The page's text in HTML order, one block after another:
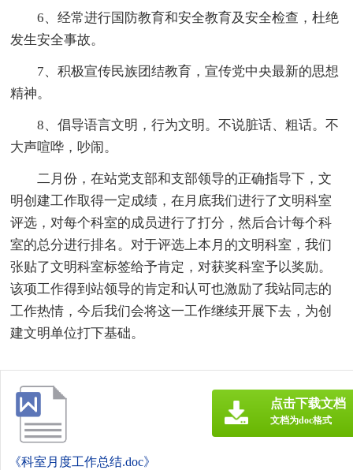
6、经常进行国防教育和安全教育及安全检查，杜绝
发生安全事故。
7、积极宣传民族团结教育，宣传党中央最新的思想
精神。
8、倡导语言文明，行为文明。不说脏话、粗话。不
大声喧哗，吵闹。
二月份，在站党支部和支部领导的正确指导下，文
明创建工作取得一定成绩，在月底我们进行了文明科室
评选，对每个科室的成员进行了打分，然后合计每个科
室的总分进行排名。对于评选上本月的文明科室，我们
张贴了文明科室标签给予肯定，对获奖科室予以奖励。
该项工作得到站领导的肯定和认可也激励了我站同志的
工作热情，今后我们会将这一工作继续开展下去，为创
建文明单位打下基础。
《科室月度工作总结.doc》
点击下载文档
文档为doc格式